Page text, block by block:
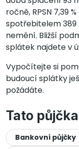
ročně, RPSN 7,39
spotřebitelem 389
nemění. Bližší
splátek najdete v
Vypočítejte si
budoucí splátky
požádáte.
Tato
Bankovní půjčky